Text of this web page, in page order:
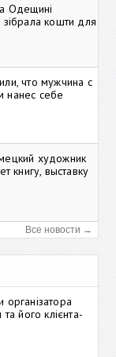
Одещині
кошти для
что мужчина с
нанес себе
художник
книгу, выставку
Все новости →
його клієнта-